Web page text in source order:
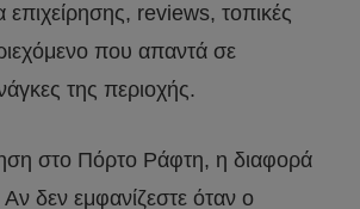
επιχείρησης, reviews, τοπικές
που απαντά σε
της περιοχής.
στο Πόρτο Ράφτη, η διαφορά
Αν δεν εμφανίζεστε όταν ο